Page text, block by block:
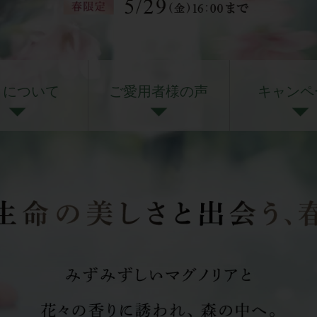
ついて ご愛用者様の声 キャン